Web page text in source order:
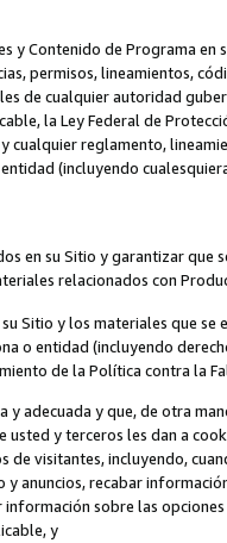
y Contenido de Programa
permisos, lineamientos,
de cualquier autoridad
la Ley Federal de
cualquier reglamento,
(incluyendo
en su Sitio y garantizar que
relacionados con
Sitio y los materiales que se
o entidad (incluyendo
de la Política contra la
y adecuada y que, de otra
usted y terceros les dan a
de visitantes, incluyendo,
anuncios, recabar
sobre las
y